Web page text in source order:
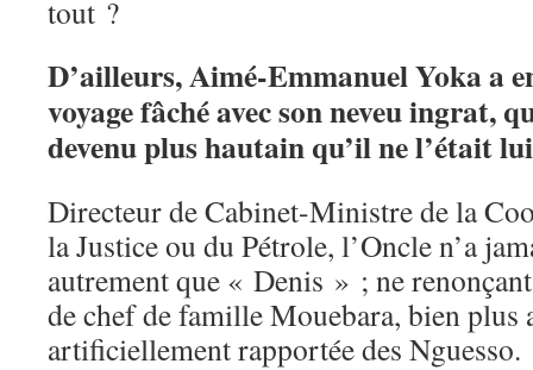
tout ?
D’ailleurs, Aimé-Emmanuel Yoka a
voyage fâché avec son neveu ingrat,
devenu plus hautain qu’il ne l’était
Directeur de Cabinet-Ministre de la
la Justice ou du Pétrole, l’Oncle n’a
autrement que « Denis » ; ne
de chef de famille Mouebara, bien plus
artificiellement rapportée des Nguesso.